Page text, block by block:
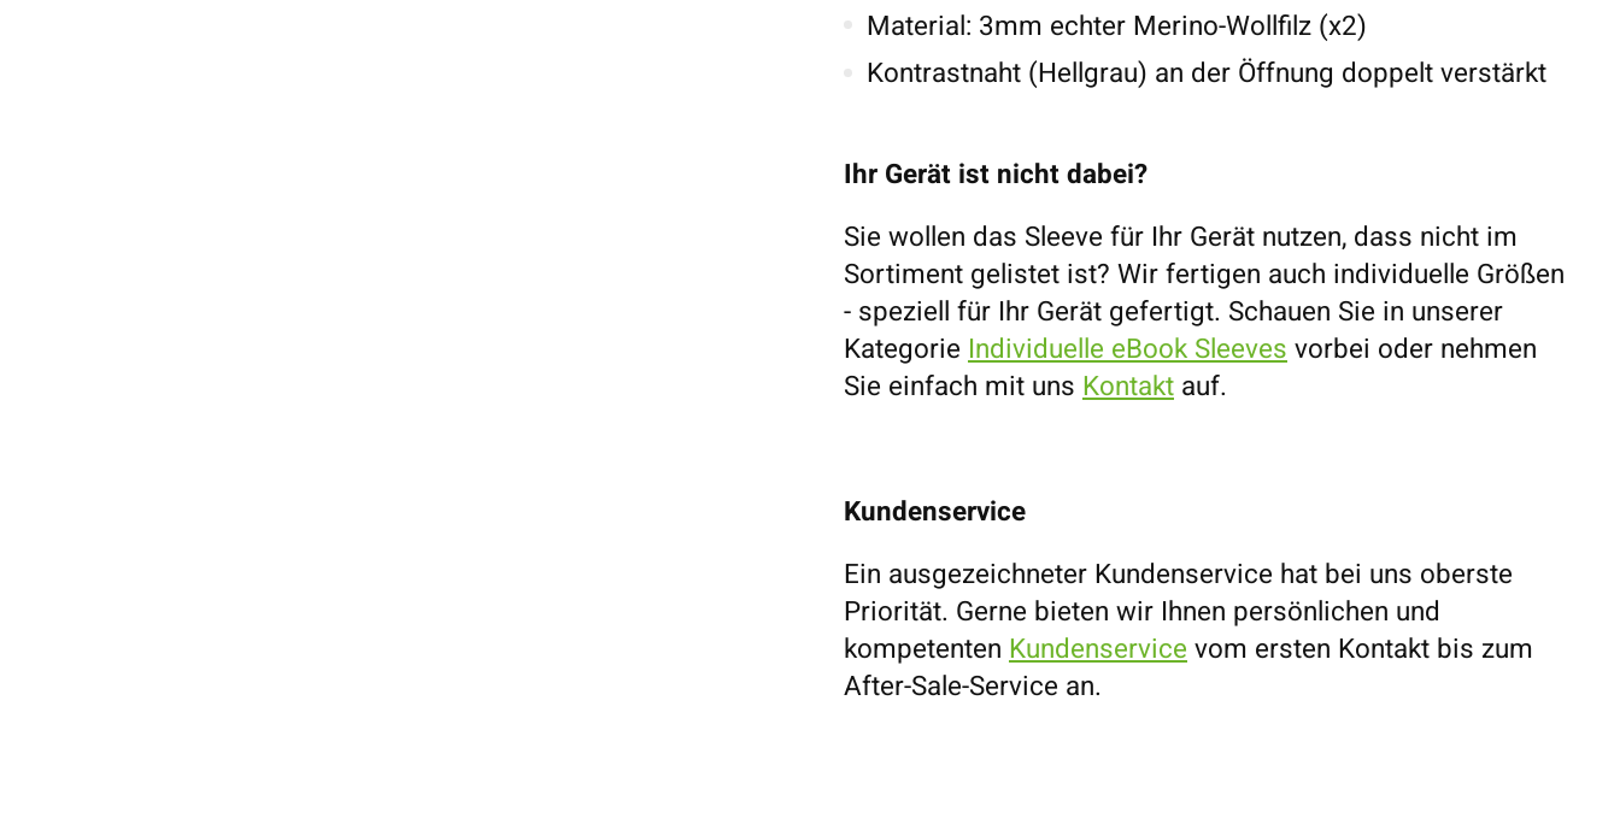
Material: 3mm echter Merino-Wollfilz (x2)
Kontrastnaht (Hellgrau) an der Öffnung doppelt verstärkt
Ihr Gerät ist nicht dabei?
Sie wollen das Sleeve für Ihr Gerät nutzen, dass nicht im
Sortiment gelistet ist? Wir fertigen auch individuelle Größen
- speziell für Ihr Gerät gefertigt. Schauen Sie in unserer
Kategorie Individuelle eBook Sleeves vorbei oder nehmen
Sie einfach mit uns Kontaktauf.
Kundenservice
Ein ausgezeichneter Kundenservice hat bei uns oberste
Priorität. Gerne bieten wir Ihnen persönlichen und
kompetenten Kundenservice vom ersten Kontakt bis zum
After-Sale-Service an.